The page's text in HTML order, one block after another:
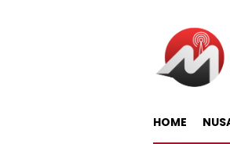
HOME